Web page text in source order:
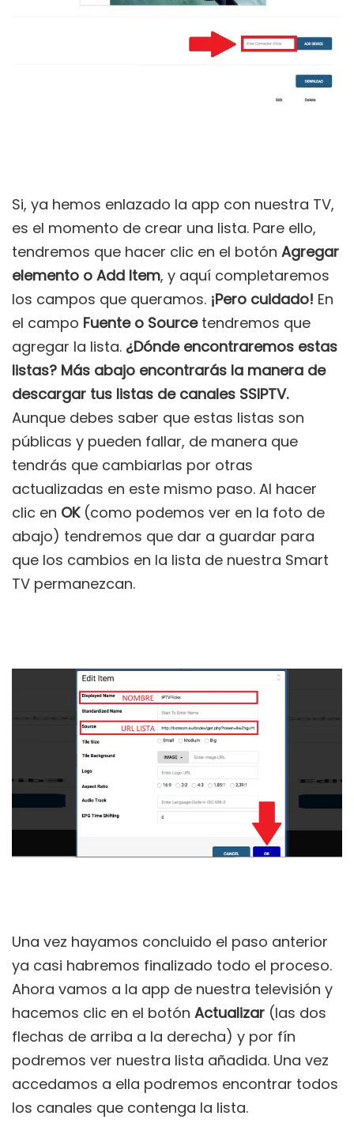
Si, ya hemos enlazado la app con nuestra TV,
es el momento de crear una lista. Pare ello,
tendremos que hacer clic en el botón Agregar
elemento o Add Item, y aquí completaremos
los campos que queramos. ¡Pero cuidado! En
el campo Fuente o Sourcetendremos que
agregar la lista. ¿Dónde encontraremos estas
listas? Más abajo encontrarás la manera de
descargar tus listas de canales SSIPTV.
Aunque debes saber que estas listas son
públicas y pueden fallar, de manera que
tendrás que cambiarlas por otras
actualizadas en este mismo paso. Al hacer
clic en OK(como podemos ver en la foto de
abajo) tendremos que dar a guardar para
que los cambios en la lista de nuestra Smart
TV permanezcan.
Una vez hayamos concluido el paso anterior
ya casi habremos finalizado todo el proceso.
Ahora vamos a la app de nuestra televisión y
hacemos clic en el botón Actualizar (las dos
flechas de arriba a la derecha) y por fín
podremos ver nuestra lista añadida. Una vez
accedamos a ella podremos encontrar todos
los canales que contenga la lista.